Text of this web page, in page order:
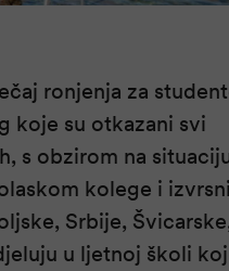
ronjenja za
koje su otkazani svi
s obzirom na
kolege i izvrsni
Srbije,
u ljetnoj školi